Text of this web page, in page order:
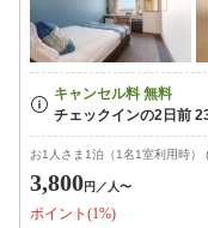
お1人さま1泊（1名1室利用時）
3,800円 ／人〜
ポイント(1%)